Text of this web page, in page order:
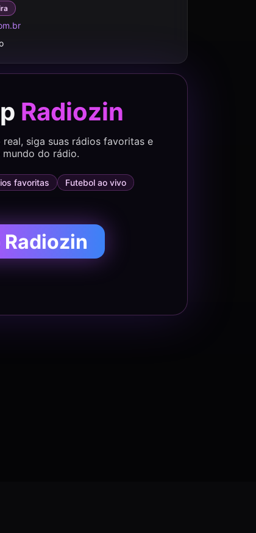
Radiozin
siga suas rádios favoritas e
do rádio.
favoritas
Futebol ao vivo